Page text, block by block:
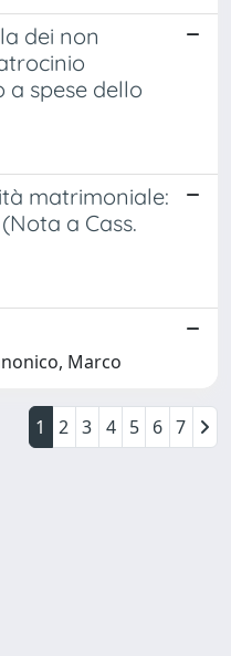
dei non
a spese dello
matrimoniale:
a Cass.
Marco
1 2 3 4 5 6 7